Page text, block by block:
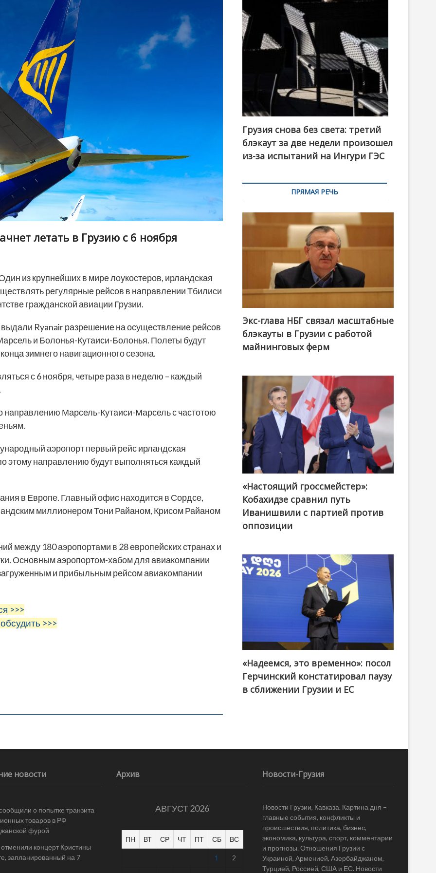
летать в Грузию с 6 ноября
из крупнейших в мире лоукостеров, ирландская
регулярные рейсов в направлении Тбилиси
гражданской авиации Грузии.
Ryanair разрешение на осуществление рейсов
и Болонья-Кутаиси-Болонья. Полеты будут
зимнего навигационного сезона.
с 6 ноября, четыре раза в неделю – каждый
направлению Марсель-Кутаиси-Марсель с частотою
аэропорт первый рейс ирландская
этому направлению будут выполняться каждый
в Европе. Главный офис находится в Сордсе,
миллионером Тони Райаном, Крисом Райаном
между 180 аэропортами в 28 европейских странах и
Основным аэропортом-хабом для авиакомпании
и прибыльным рейсом авиакомпании
>>>
>>>
Грузия снова без света: третий
блэкаут за две недели произошел
из-за испытаний на Ингури ГЭС
ПРЯМАЯ РЕЧЬ
Экс-глава НБГ связал масштабные
блэкауты в Грузии с работой
майнинговых ферм
@ქართული ოცნება / Georgian Dream
«Настоящий гроссмейстер»:
Кобахидзе сравнил путь
Иванишвили с партией против
оппозиции
«Надеемся, это временно»: посол
Герчинский констатировал паузу
в сближении Грузии и ЕС
новости
о попытке транзита
товаров в РФ
фурой
концерт Кристины
запланированный на 7
Архив
АВГУСТ 2026
ПН ВТ СР ЧТ ПТ СБ ВС
1 2
Новости-Грузия
Новости Грузии, Кавказа. Картина дня –
главные события, конфликты и
происшествия, политика, бизнес,
экономика, культура, спорт, комментарии
и прогнозы. Отношения Грузии с
Украиной, Арменией, Азербайджаном,
Турцией, Россией, США и ЕС. Новости